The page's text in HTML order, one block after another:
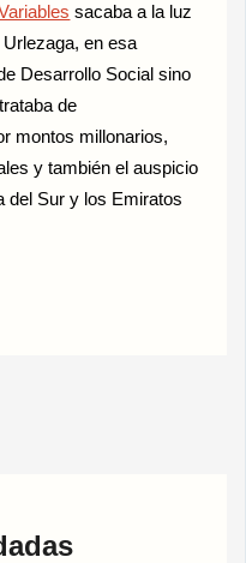
sacaba a la luz
en esa
Desarrollo Social sino
de
montos millonarios,
y también el auspicio
del Sur y los Emiratos